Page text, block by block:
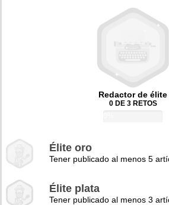
Redactor de élite
0 DE 3 RETOS
Élite oro
Tener publicado al menos 5
Élite plata
Tener publicado al menos 3